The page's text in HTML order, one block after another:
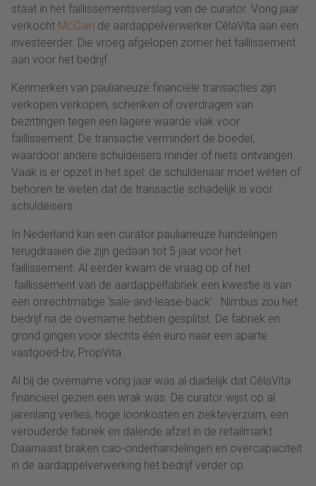
staat in het faillissementsverslag van de curator. Vorig jaar
verkocht McCain de aardappelverwerker CêlaVíta aan een
investeerder. Die vroeg afgelopen zomer het faillissement
aan voor het bedrijf.
Kenmerken van paulianeuze financiële transacties zijn
verkopen verkopen, schenken of overdragen van
bezittingen tegen een lagere waarde vlak voor
faillissement. De transactie vermindert de boedel,
waardoor andere schuldeisers minder of niets ontvangen.
Vaak is er opzet in het spel: de schuldenaar moet wéten of
behoren te weten dat de transactie schadelijk is voor
schuldeisers.
In Nederland kan een curator paulianeuze handelingen
terugdraaien die zijn gedaan tot 5 jaar voor het
faillissement. Al eerder kwam de vraag op of het
faillissement van de aardappelfabriek een kwestie is van
een onrechtmatige ‘sale-and-lease-back’. Nimbus zou het
bedrijf na de overname hebben gesplitst. De fabriek en
grond gingen voor slechts één euro naar een aparte
vastgoed-bv, PropVita.
Al bij de overname vorig jaar was al duidelijk dat CêlaVíta
financieel gezien een wrak was. De curator wijst op al
jarenlang verlies, hoge loonkosten en ziekteverzuim, een
verouderde fabriek en dalende afzet in de retailmarkt.
Daarnaast braken cao-onderhandelingen en overcapaciteit
in de aardappelverwerking het bedrijf verder op.